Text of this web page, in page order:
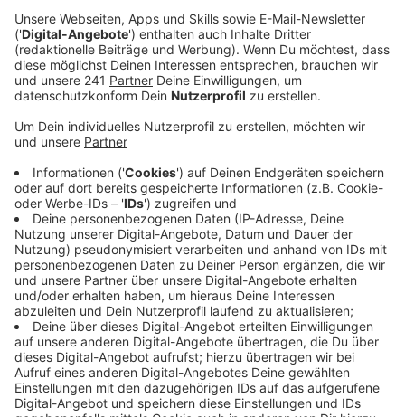
Jede achte Frau erkrankt in ihrem Leben an
Brustkrebs. Damit ist Brustkrebs die häufigste
Krebsart bei Frauen. Zum ersten Mal haben nun
Wissenschaftler von der University of Washington
School of Medicine (UWSM) in Seattle
Impfstoff gegen Brustkrebserfolgreich an Menschen
getestet. Wir haben über die Bedeutung der
Ergebnisse mit Dr. Wolfram Malter gesprochen. Er ist
Leiter des Brustzentrums der Uniklinik Köln.
Der Impfstoff wurde bei der Studie an bereits
erkrankten Frauen getestet. "Man testet es zunächst
an Patienten, bei denen keine weiteren
medikamentösen Möglichkeiten mehr bestehen. Wenn
es sich dort bewährt, wie es in dieser Studie zeigt,
dann schaut man weiter", sagt Malter. Diese Impfung
könne so zu einem früheren Zeitpunkt bei der
Behandlung dann eingesetzt werden und
schlussendlich als präventive Impfung genutzt